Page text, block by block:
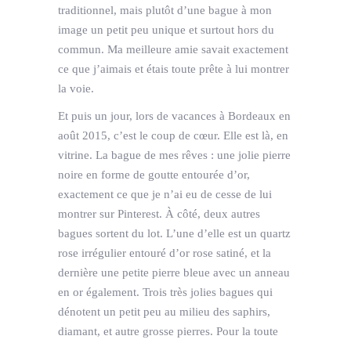
traditionnel, mais plutôt d’une bague à mon
image un petit peu unique et surtout hors du
commun. Ma meilleure amie savait exactement
ce que j’aimais et étais toute prête à lui montrer
la voie.
Et puis un jour, lors de vacances à Bordeaux en
août 2015, c’est le coup de cœur. Elle est là, en
vitrine. La bague de mes rêves : une jolie pierre
noire en forme de goutte entourée d’or,
exactement ce que je n’ai eu de cesse de lui
montrer sur Pinterest. À côté, deux autres
bagues sortent du lot. L’une d’elle est un quartz
rose irrégulier entouré d’or rose satiné, et la
dernière une petite pierre bleue avec un anneau
en or également. Trois très jolies bagues qui
dénotent un petit peu au milieu des saphirs,
diamant, et autre grosse pierres. Pour la toute